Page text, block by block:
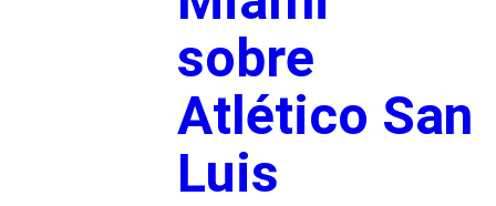
sobre
Atlético San
Luis